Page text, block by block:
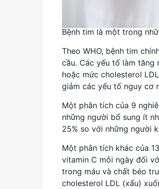
Bệnh tim là một trong
Theo WHO, bệnh tim
cầu. Các yếu tố làm
hoặc mức cholesterol
giảm các yếu tố nguy cơ
Một phân tích của 9
những người bổ sung ít
25% so với những người
Một phân tích khác của
vitamin C mỗi ngày đối
trong máu và chất béo
cholesterol LDL (xấu)